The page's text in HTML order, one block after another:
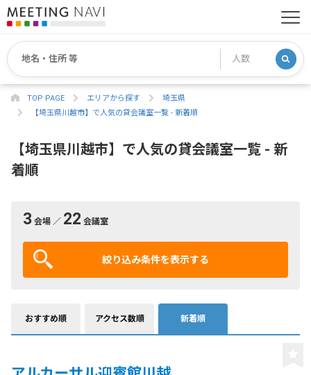
TOP PAGE エリアから探す
埼玉県
【埼玉県川越市】で人気の貸会議室一覧 - 新着順
【埼玉県川越市】で人気の貸会議室一覧 - 新
着順
3 会場 ／ 22 会議室
絞り込み条件を表示する
おすすめ順 アクセス数順 新着順